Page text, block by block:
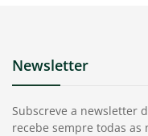
Newsletter
Subscreve a newsletter
recebe sempre todas as